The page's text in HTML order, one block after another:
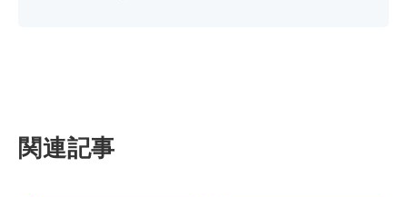
関連記事